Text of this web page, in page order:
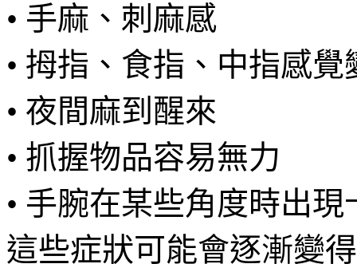
• 手麻、刺麻感
• 拇指、食指、中指感覺
• 夜間麻到醒來
• 抓握物品容易無力
• 手腕在某些角度時出
這些症狀可能會逐漸變